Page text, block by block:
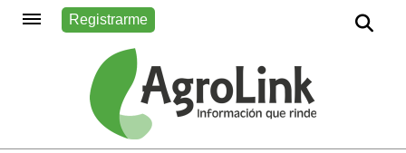
Registrarme